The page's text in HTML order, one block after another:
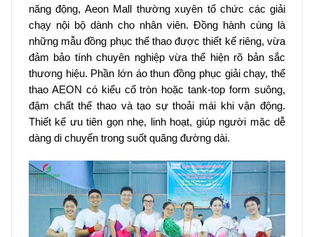
năng động, Aeon Mall thường xuyên tổ chức các giải
chạy nội bộ dành cho nhân viên. Đồng hành cùng là
những mẫu đồng phục thể thao được thiết kế riêng, vừa
đảm bảo tính chuyên nghiệp vừa thể hiện rõ bản sắc
thương hiệu. Phần lớn áo thun đồng phục giải chạy, thể
thao AEON có kiểu cổ tròn hoặc tank-top form suông,
đậm chất thể thao và tạo sự thoải mái khi vận động.
Thiết kế ưu tiên gọn nhẹ, linh hoạt, giúp người mặc dễ
dàng di chuyển trong suốt quãng đường dài.